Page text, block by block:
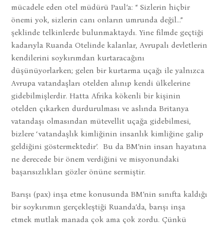
mücadele eden otel müdürü Paul’a: “ Sizlerin hiçbir
önemi yok, sizlerin canı onların umrunda değil…”
şeklinde telkinlerde bulunmaktaydı. Yine filmde geçtiği
kadarıyla Ruanda Otelinde kalanlar, Avrupalı devletlerin
kendilerini soykırımdan kurtaracağını
düşünüyorlarken; gelen bir kurtarma uçağı ile yalnızca
Avrupa vatandaşları otelden alınıp kendi ülkelerine
gidebilmişlerdir. Hatta Afrika kökenli bir kişinin
otelden çıkarken durdurulması ve aslında Britanya
vatandaşı olmasından mütevellit uçağa gidebilmesi,
bizlere ‘vatandaşlık kimliğinin insanlık kimliğine galip
geldiğini göstermektedir’. Bu da BM’nin insan hayatına
ne derecede bir önem verdiğini ve misyonundaki
başarısızlıkları gözler önüne sermiştir.
Barışı (pax) inşa etme konusunda BM’nin sınıfta kaldığı
bir soykırımın gerçekleştiği Ruanda’da, barışı inşa
etmek mutlak manada çok ama çok zordu. Çünkü